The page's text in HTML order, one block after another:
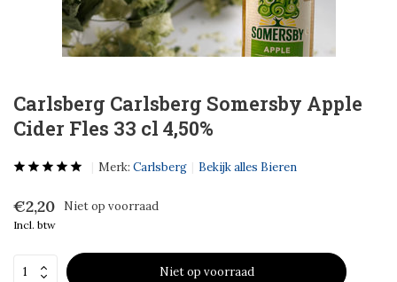
Carlsberg Carlsberg Somersby Apple
Cider Fles 33 cl 4,50%
Merk: Carlsberg Bekijk alles Bieren
€2,20 Niet op voorraad
Incl. btw
Niet op voorraad